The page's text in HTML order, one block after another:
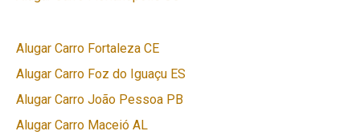
Alugar Carro Fortaleza CE
Alugar Carro Foz do Iguaçu ES
Alugar Carro João Pessoa PB
Alugar Carro Maceió AL